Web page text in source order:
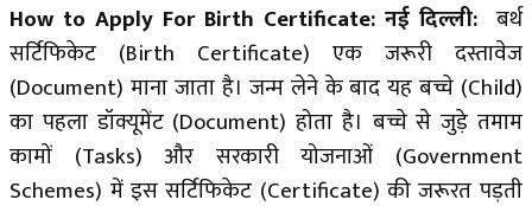
How to Apply For Birth Certificate: नई दिल्ली: बर्थ
सर्टिफिकेट (Birth Certificate) एक जरूरी दस्तावेज
(Document) माना जाता है। जन्म लेने के बाद यह बच्चे (Child)
का पहला डॉक्यूमेंट (Document) होता है। बच्चे से जुड़े तमाम
कामों (Tasks) और सरकारी योजनाओं (Government
Schemes) में इस सर्टिफिकेट (Certificate) की जरूरत पड़ती